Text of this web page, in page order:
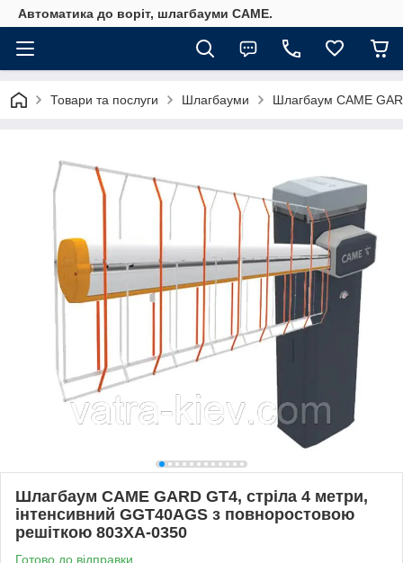
Автоматика до воріт, шлагбауми CAME.
Товари та послуги Шлагбауми Шлагбаум CAME
Шлагбаум CAME GARD GT4, стріла 4 метри,
інтенсивний GGT40AGS з повноростовою
решіткою 803XA-0350
Готово до відправки